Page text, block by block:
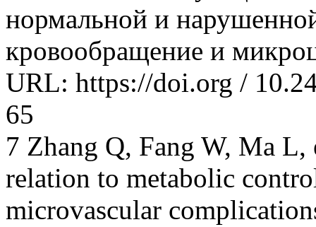
нормальной и
кровообращение и
URL: https://doi.org /
65
7 Zhang Q, Fang W, Ma
relation to metabolic
microvascular